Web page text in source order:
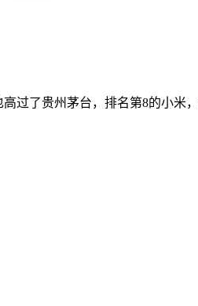
过了贵州茅台，排名第8的小米